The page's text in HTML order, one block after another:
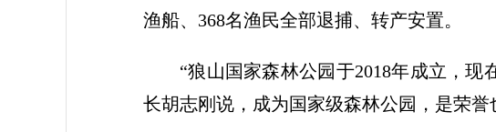
渔船、368名渔民全部退捕、转产安置。
“狼山国家森林公园于2018年成立，
长胡志刚说，成为国家级森林公园，是荣